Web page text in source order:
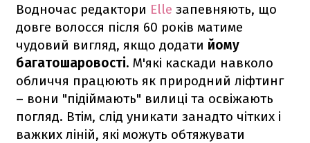
Водночас редактори Elle запевняють, що
довге волосся після 60 років матиме
чудовий вигляд, якщо додати йому
багатошаровості. М'які каскади навколо
обличчя працюють як природний ліфтинг
– вони "підіймають" вилиці та освіжають
погляд. Втім, слід уникати занадто чітких і
важких ліній, які можуть обтяжувати